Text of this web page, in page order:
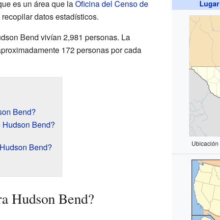
es un área que laOficina del Censo de
datos estadísticos.
Bend vivían 2,981 personas. La
172 personas por cada
Bend?
Bend?
Bend?
Hudson Bend?